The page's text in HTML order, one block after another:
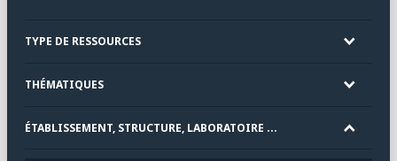
TYPE DE RESSOURCES
THÉMATIQUES
ÉTABLISSEMENT, STRUCTURE, LABORATOIRE ...